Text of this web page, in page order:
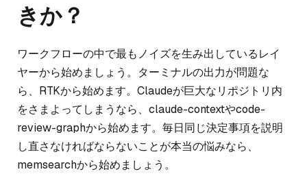
きか？
ワークフローの中で最もノイズを生み出しているレイ
ヤーから始めましょう。ターミナルの出力が問題な
ら、RTKから始めます。Claudeが巨大なリポジトリ内
をさまよってしまうなら、claude-contextやcode-
review-graphから始めます。毎日同じ決定事項を説明
し直さなければならないことが本当の悩みなら、
memsearchから始めましょう。